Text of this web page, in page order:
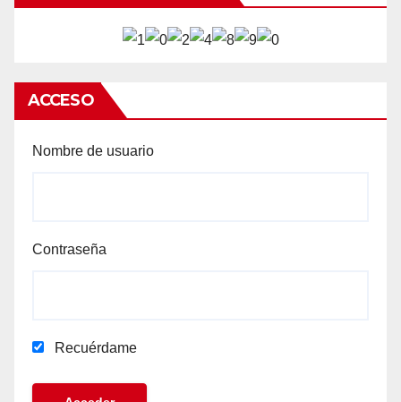
ACCESO
Nombre de usuario
Contraseña
Recuérdame